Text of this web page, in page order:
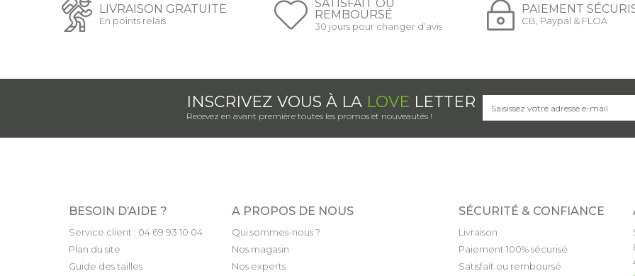
LIVRAISON GRATUITE
En points relais
SATISFAIT OU
REMBOURSÉ
30 jours pour changer d’avis
PAIEMENT
CB, Paypal & FLOA
INSCRIVEZ VOUS À LA LOVE LETTER
Recevez en avant première toutes les promos et nouveautés !
BESOIN D’AIDE ?
Service client : 04 69 93 10 04
Plan du site
Guide des tailles
A PROPOS DE NOUS
Qui sommes-nous ?
Nos magasin
Nos experts
SÉCURITÉ & CONFIANCE
Livraison
Paiement 100% sécurisé
Satisfait ou remboursé